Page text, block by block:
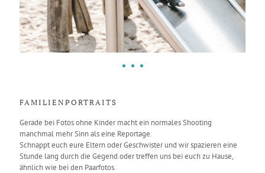
FAMILIENPORTRAITS
Gerade bei Fotos ohne Kinder macht ein normales Shooting
manchmal mehr Sinn als eine Reportage.
Schnappt euch eure Eltern oder Geschwister und wir spazieren eine
Stunde lang durch die Gegend oder treffen uns bei euch zu Hause,
ähnlich wie bei den Paarfotos.